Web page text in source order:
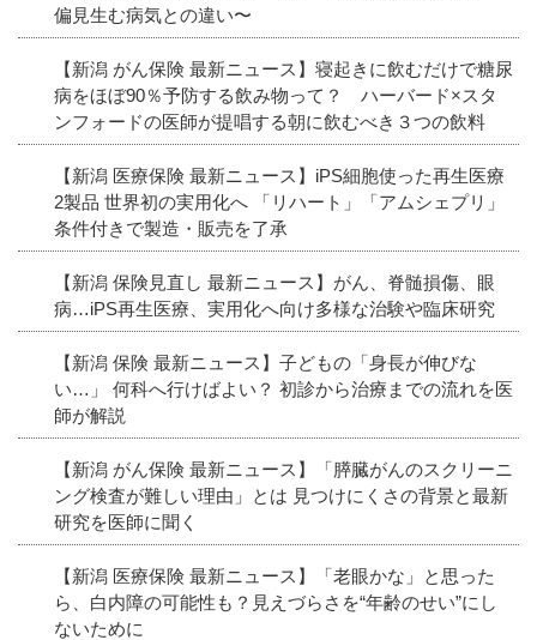
偏見生む病気との違い〜
【新潟 がん保険 最新ニュース】寝起きに飲むだけで糖尿
病をほぼ90％予防する飲み物って？ ハーバード×スタ
ンフォードの医師が提唱する朝に飲むべき３つの飲料
【新潟 医療保険 最新ニュース】iPS細胞使った再生医療
2製品 世界初の実用化へ 「リハート」「アムシェプリ」
条件付きで製造・販売を了承
【新潟 保険見直し 最新ニュース】がん、脊髄損傷、眼
病…iPS再生医療、実用化へ向け多様な治験や臨床研究
【新潟 保険 最新ニュース】子どもの「身長が伸びな
い…」 何科へ行けばよい？ 初診から治療までの流れを医
師が解説
【新潟 がん保険 最新ニュース】「膵臓がんのスクリーニ
ング検査が難しい理由」とは 見つけにくさの背景と最新
研究を医師に聞く
【新潟 医療保険 最新ニュース】「老眼かな」と思った
ら、白内障の可能性も？見えづらさを“年齢のせい”にし
ないために